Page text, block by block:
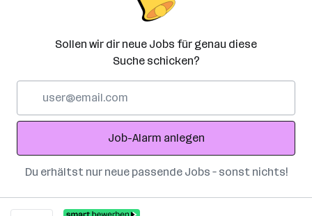
Sollen wir dir neue Jobs für genau diese
Suche schicken?
Adresse
Job-Alarm anlegen
Du erhältst nur neue passende Jobs – sonst nichts!